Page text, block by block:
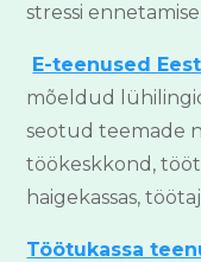
stressi
E-teenused
mõeldud
seotud teemade
töökeskkond,
haigekassas,
Töötukassa